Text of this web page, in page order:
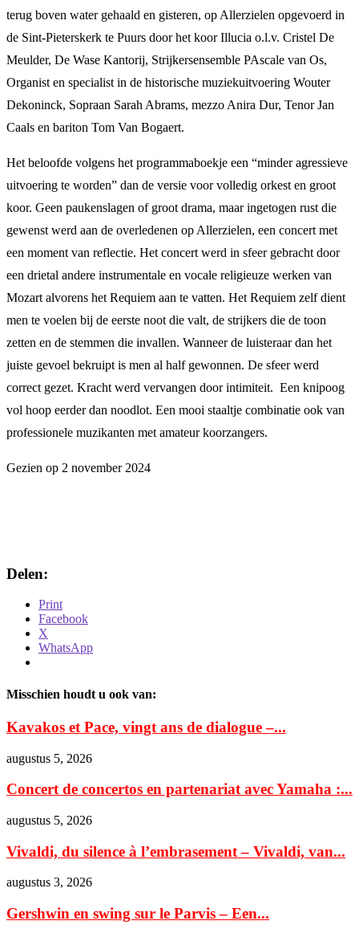
terug boven water gehaald en gisteren, op Allerzielen opgevoerd in
de Sint-Pieterskerk te Puurs door het koor Illucia o.l.v. Cristel De
Meulder, De Wase Kantorij, Strijkersensemble PAscale van Os,
Organist en specialist in de historische muziekuitvoering Wouter
Dekoninck, Sopraan Sarah Abrams, mezzo Anira Dur, Tenor Jan
Caals en bariton Tom Van Bogaert.
Het beloofde volgens het programmaboekje een “minder agressieve
uitvoering te worden” dan de versie voor volledig orkest en groot
koor. Geen paukenslagen of groot drama, maar ingetogen rust die
gewenst werd aan de overledenen op Allerzielen, een concert met
een moment van reflectie. Het concert werd in sfeer gebracht door
een drietal andere instrumentale en vocale religieuze werken van
Mozart alvorens het Requiem aan te vatten. Het Requiem zelf dient
men te voelen bij de eerste noot die valt, de strijkers die de toon
zetten en de stemmen die invallen. Wanneer de luisteraar dan het
juiste gevoel bekruipt is men al half gewonnen. De sfeer werd
correct gezet. Kracht werd vervangen door intimiteit. Een knipoog
vol hoop eerder dan noodlot. Een mooi staaltje combinatie ook van
professionele muzikanten met amateur koorzangers.
Gezien op 2 november 2024
Delen:
Print
Facebook
X
WhatsApp
Misschien houdt u ook van:
Kavakos et Pace, vingt ans de dialogue –...
augustus 5, 2026
Concert de concertos en partenariat avec Yamaha :...
augustus 5, 2026
Vivaldi, du silence à l’embrasement – Vivaldi, van...
augustus 3, 2026
Gershwin en swing sur le Parvis – Een...